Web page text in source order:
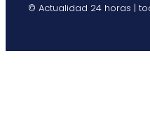
© Actualidad 24 horas |